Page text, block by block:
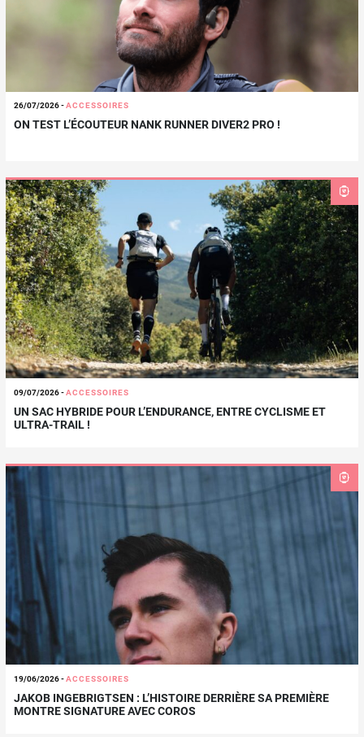
26/07/2026-ACCESSOIRES
ON TEST L’ÉCOUTEUR NANK RUNNER DIVER2 PRO !
09/07/2026-ACCESSOIRES
UN SAC HYBRIDE POUR L’ENDURANCE, ENTRE CYCLISME ET
ULTRA-TRAIL !
19/06/2026-ACCESSOIRES
JAKOB INGEBRIGTSEN : L’HISTOIRE DERRIÈRE SA PREMIÈRE
MONTRE SIGNATURE AVEC COROS